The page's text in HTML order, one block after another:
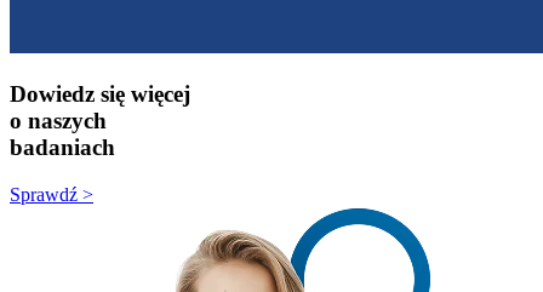
Dowiedz się więcej
o naszych
badaniach
Sprawdź >